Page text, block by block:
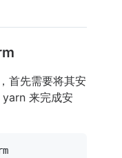
首先需要将其安
来完成安